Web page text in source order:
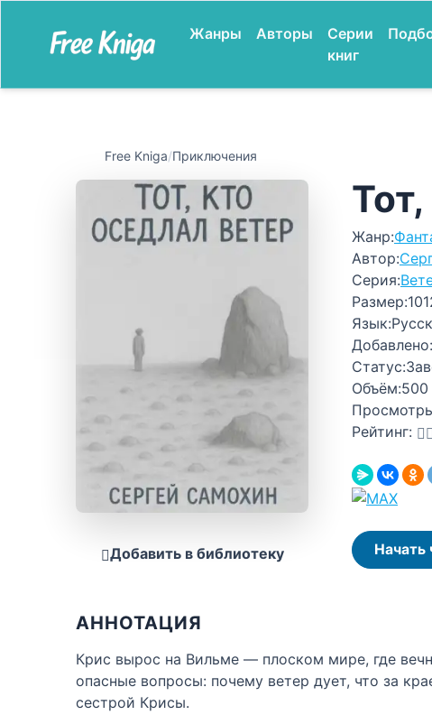
Жанры Авторы
Серии
книг
Free Kniga/Приключения
Добавить в библиотеку
Жанр:
Автор:
Серия:
Размер:
Язык:
Добавлено:
Статус:
Объём:500
Рейтинг:
Начать
АННОТАЦИЯ
Крис вырос на Вильме — плоском мире, где
опасные вопросы: почему ветер дует, что за
сестрой Крисы.